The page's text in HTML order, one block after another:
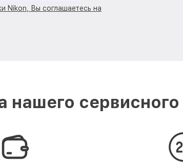
Nikon, Вы соглашаетесь на
нашего